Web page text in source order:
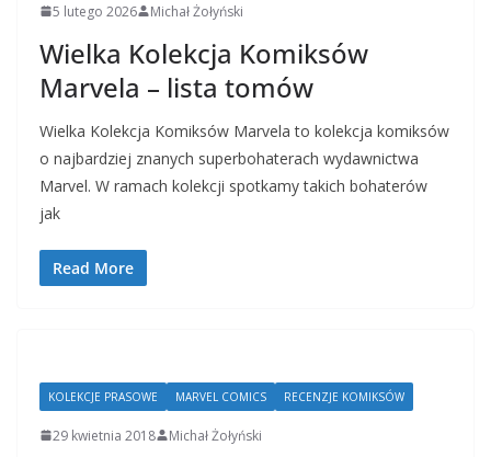
5 lutego 2026 Michał Żołyński
Wielka Kolekcja Komiksów
Marvela – lista tomów
Wielka Kolekcja Komiksów Marvela to kolekcja komiksów
o najbardziej znanych superbohaterach wydawnictwa
Marvel. W ramach kolekcji spotkamy takich bohaterów
jak
Read More
KOLEKCJE PRASOWE MARVEL COMICS RECENZJE KOMIKSÓW
29 kwietnia 2018 Michał Żołyński